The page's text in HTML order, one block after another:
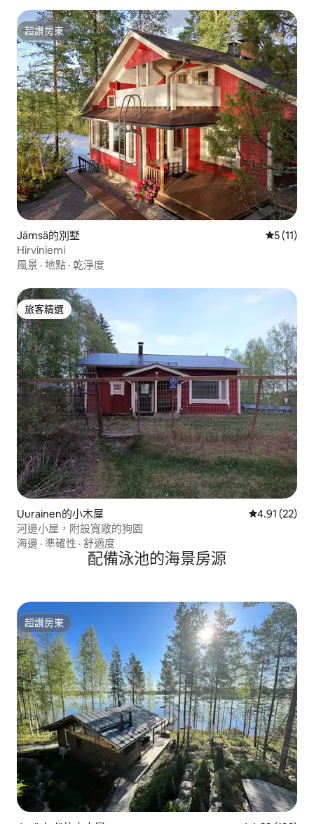
超讚房東
超讚房東
Jämsä的別墅 從 11 則
5 (11)
Hirviniemi
風景 · 地點 · 乾淨度
旅客精選
旅客精選
Uurainen的小木屋 從 22 則評價
4.91 (22)
河邊小屋，附設寬敞的狗園
海邊 · 準確性 · 舒適度
配備泳池的海景房源
超讚房東
超讚房東